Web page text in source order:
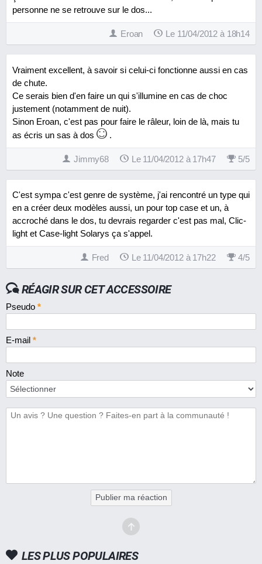
personne ne se retrouve sur le dos...
Eroan Le 11/04/2012 à 18h14
Vraiment excellent, à savoir si celui-ci fonctionne aussi en cas
de chute.
Ce serais bien d'en faire un qui s'illumine en cas de choc
justement (notamment de nuit).
Sinon Eroan, c'est pas pour faire le râleur, loin de là, mais tu
as écris un sas à dos
.
Jimmy68 Le 11/04/2012 à 17h47 5/5
C'est sympa c'est genre de système, j'ai rencontré un type qui
en a créer deux modèles aussi, un pour top case et un, à
accroché dans le dos, tu devrais regarder c'est pas mal, Clic-
light et Case-light Solarys ça s'appel.
Fred Le 11/04/2012 à 17h22 4/5
RÉAGIR SUR CET ACCESSOIRE
Pseudo *
E-mail *
Note
Publier ma réaction
LES PLUS POPULAIRES